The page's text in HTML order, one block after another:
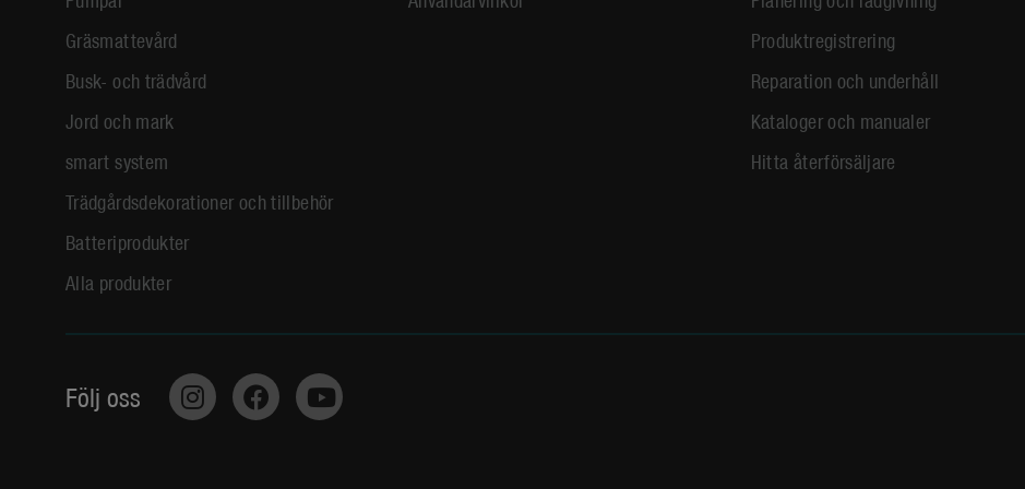
Gräsmattevård
Busk- och trädvård
Jord och mark
smart system
Trädgårdsdekorationer och tillbehör
Batteriprodukter
Alla produkter
Produktregistrering
Reparation och underhåll
Kataloger och manualer
Hitta återförsäljare
Följ oss